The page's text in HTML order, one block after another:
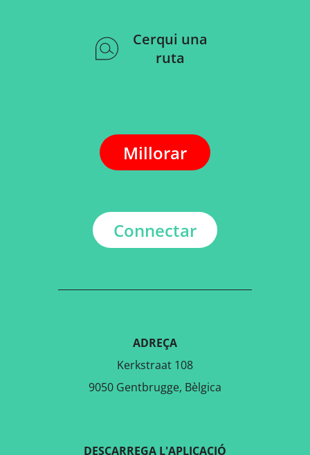
Cerqui una
ruta
Millorar
Connectar
ADREÇA
Kerkstraat 108
9050 Gentbrugge, Bèlgica
DESCARREGA L'APLICACIÓ